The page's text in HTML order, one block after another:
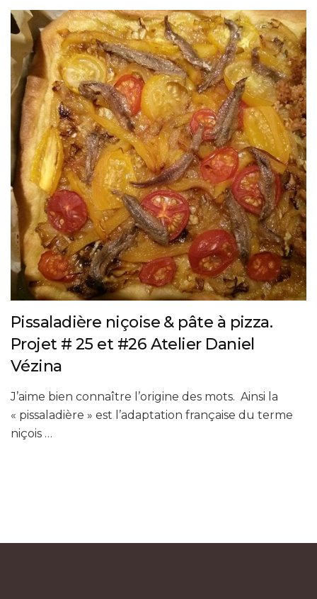
Pissaladière niçoise & pâte à pizza.
Projet # 25 et #26 Atelier Daniel
Vézina
J’aime bien connaître l’origine des mots. Ainsi la
« pissaladière » est l’adaptation française du terme
niçois …